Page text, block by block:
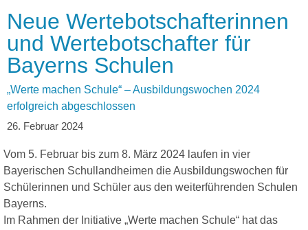
Neue Wertebotschafterinnen
und Wertebotschafter für
Bayerns Schulen
„Werte machen Schule“ – Ausbildungswochen 2024
erfolgreich abgeschlossen
Vom 5. Februar bis zum 8. März 2024 laufen in vier
Bayerischen Schullandheimen die Ausbildungswochen für
Schülerinnen und Schüler aus den weiterführenden Schulen
Bayerns.
Im Rahmen der Initiative „Werte machen Schule“ hat das